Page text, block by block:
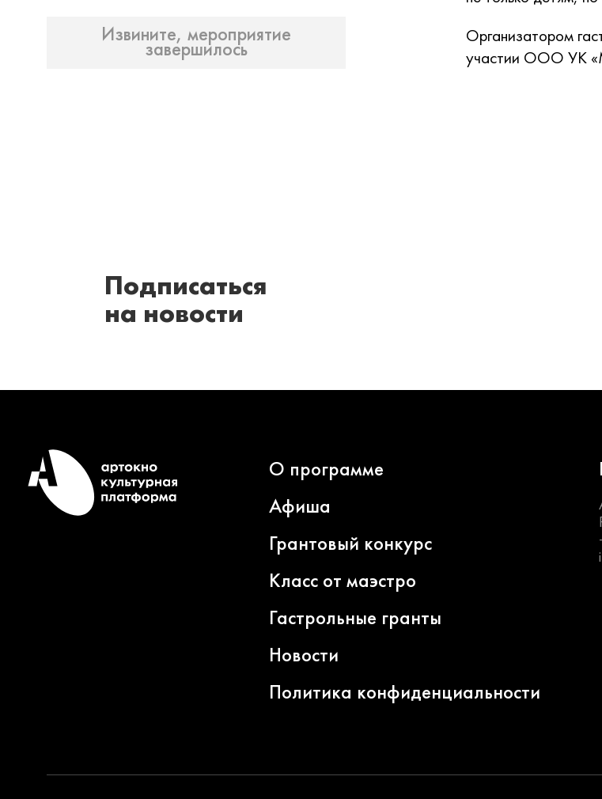
Извините, мероприятие
завершилось
Организатором
участии ООО УК
Подписаться
на новости
О программе
Афиша
Грантовый конкурс
Класс от маэстро
Гастрольные гранты
Новости
Политика конфиденциальности